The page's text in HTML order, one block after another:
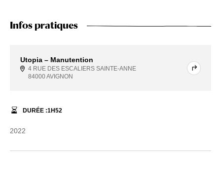
Infos pratiques
Utopia – Manutention
4 RUE DES ESCALIERS SAINTE-ANNE
84000 AVIGNON
DURÉE :1H52
2022